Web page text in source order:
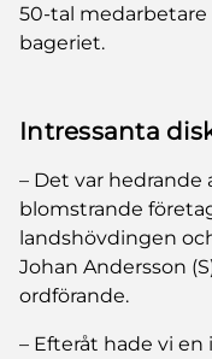
50-tal
bageriet.
Intressanta
– Det var hedrande
blomstrande
landshövdingen
Johan Andersson
ordförande.
– Efteråt hade vi